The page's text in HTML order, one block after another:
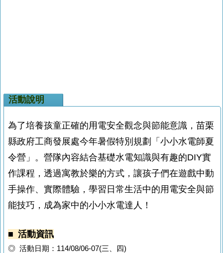
活動說明
為了培養孩童正確的用電安全觀念與節能意識，苗栗
縣政府工商發展處今年暑假特別規劃「小小水電師夏
令營」。營隊內容結合基礎水電知識與有趣的DIY實
作課程，透過寓教於樂的方式，讓孩子們在遊戲中動
手操作、實際體驗，學習日常生活中的用電安全與節
能技巧，成為家中的小小水電達人！
■ 活動資訊
◎ 活動日期：114/08/06-07(三、四)